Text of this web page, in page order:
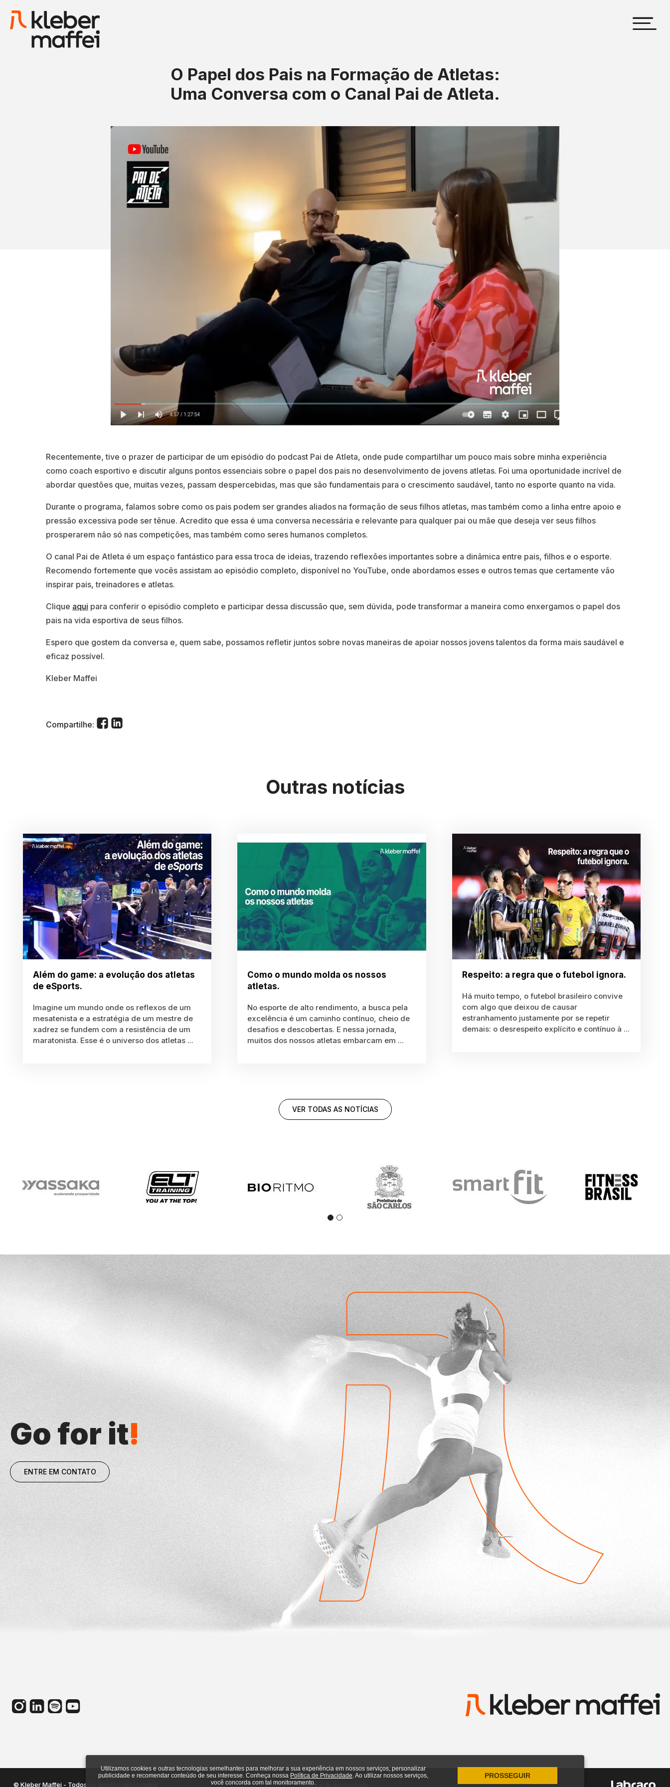
O Papel dos Pais na Formação de Atletas:
Uma Conversa com o Canal Pai de Atleta.
Recentemente, tive o prazer de participar de um episódio do podcast Pai de Atleta, onde pude compartilhar um pouco mais sobre minha experiência
como coach esportivo e discutir alguns pontos essenciais sobre o papel dos pais no desenvolvimento de jovens atletas. Foi uma oportunidade incrível de
abordar questões que, muitas vezes, passam despercebidas, mas que são fundamentais para o crescimento saudável, tanto no esporte quanto na vida.
Durante o programa, falamos sobre como os pais podem ser grandes aliados na formação de seus filhos atletas, mas também como a linha entre apoio e
pressão excessiva pode ser tênue. Acredito que essa é uma conversa necessária e relevante para qualquer pai ou mãe que deseja ver seus filhos
prosperarem não só nas competições, mas também como seres humanos completos.
O canal Pai de Atleta é um espaço fantástico para essa troca de ideias, trazendo reflexões importantes sobre a dinâmica entre pais, filhos e o esporte.
Recomendo fortemente que vocês assistam ao episódio completo, disponível no YouTube, onde abordamos esses e outros temas que certamente vão
inspirar pais, treinadores e atletas.
Clique aqui para conferir o episódio completo e participar dessa discussão que, sem dúvida, pode transformar a maneira como enxergamos o papel dos
pais na vida esportiva de seus filhos.
Espero que gostem da conversa e, quem sabe, possamos refletir juntos sobre novas maneiras de apoiar nossos jovens talentos da forma mais saudável e
eficaz possível.
Kleber Maffei
Compartilhe:
Outras notícias
Além do game: a evolução dos atletas
de eSports.
Imagine um mundo onde os reflexos de um
mesatenista e a estratégia de um mestre de
xadrez se fundem com a resistência de um
maratonista. Esse é o universo dos atletas ...
Como o mundo molda os nossos
atletas.
No esporte de alto rendimento, a busca pela
excelência é um caminho contínuo, cheio de
desafios e descobertas. E nessa jornada,
muitos dos nossos atletas embarcam em ...
Respeito: a regra que o futebol ignora.
Há muito tempo, o futebol brasileiro convive
com algo que deixou de causar
estranhamento justamente por se repetir
demais: o desrespeito explícito e contínuo à ...
VER TODAS AS NOTÍCIAS
Go for it!
ENTRE EM CONTATO
© Kleber Maffei - Todos os direitos reservados. Política de privacidade
Utilizamos cookies e outras tecnologias semelhantes para melhorar a sua experiência em nossos serviços, personalizar
publicidade e recomendar conteúdo de seu interesse. Conheça nossa Política de Privacidade. Ao utilizar nossos serviços,
você concorda com tal monitoramento.
PROSSEGUIR